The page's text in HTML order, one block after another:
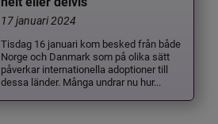
17 januari 2024
Tisdag 16 januari kom besked från både
Norge och Danmark som på olika sätt
påverkar internationella adoptioner till
dessa länder. Många undrar nu hur...